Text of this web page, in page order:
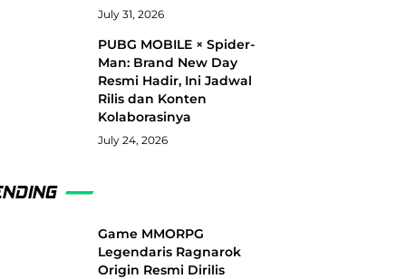
July 31, 2026
PUBG MOBILE × Spider-
Man: Brand New Day
Resmi Hadir, Ini Jadwal
Rilis dan Konten
Kolaborasinya
July 24, 2026
Game MMORPG
Legendaris Ragnarok
Origin Resmi Dirilis